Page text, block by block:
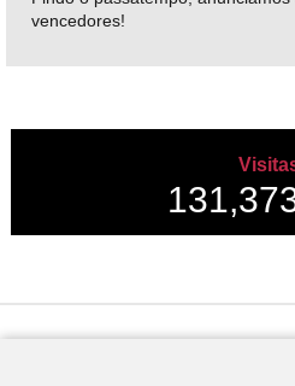
vencedores!